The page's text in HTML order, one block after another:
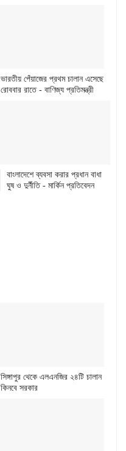
ভারতীয় পেঁয়াজের প্রথম চালান এসেছে
রোববার রাতে - বাণিজ্য প্রতিমন্ত্রী
বাংলাদেশে ব্যবসা করার প্রধান বাধা
ঘুষ ও দুর্নীতি - মার্কিন প্রতিবেদন
সিঙ্গাপুর থেকে এলএনজির ২৪টি চালান
কিনবে সরকার